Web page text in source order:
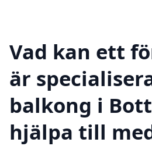
Vad kan ett
är
balkong i
hjälpa till